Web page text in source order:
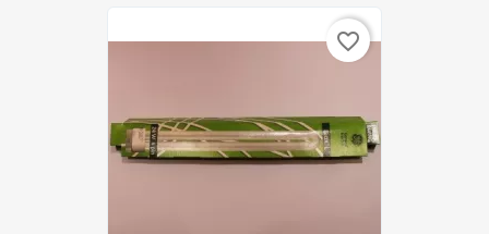
favorite_border